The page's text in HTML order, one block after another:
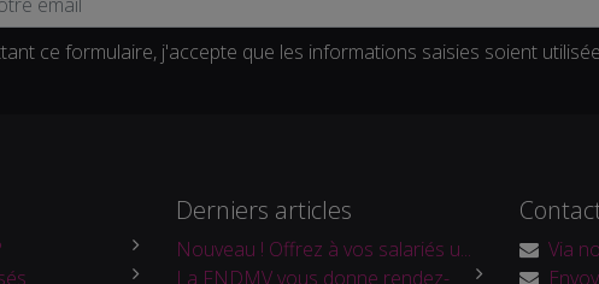
ce formulaire, j'accepte que les informations saisies soient
Derniers articles
Nouveau ! Offrez à vos salariés u...
La FNDMV vous donne rendez-
Via